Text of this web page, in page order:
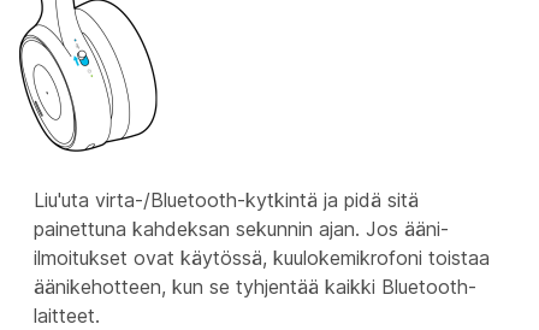
Liu'uta virta-/Bluetooth-kytkintä ja pidä sitä
painettuna kahdeksan sekunnin ajan. Jos ääni-
ilmoitukset ovat käytössä, kuulokemikrofoni toistaa
äänikehotteen, kun se tyhjentää kaikki Bluetooth-
laitteet.